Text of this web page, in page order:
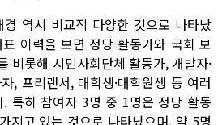
역시 비교적 다양한 것으로 나타났
이력을 보면 정당 활동가와 국회 보
비롯해 시민사회단체 활동가, 개발자·
, 프리랜서, 대학생·대학원생 등 여러
특히 참여자 3명 중 1명은 정당 활동
지고 있는 것으로 나타났으며, 약 5명